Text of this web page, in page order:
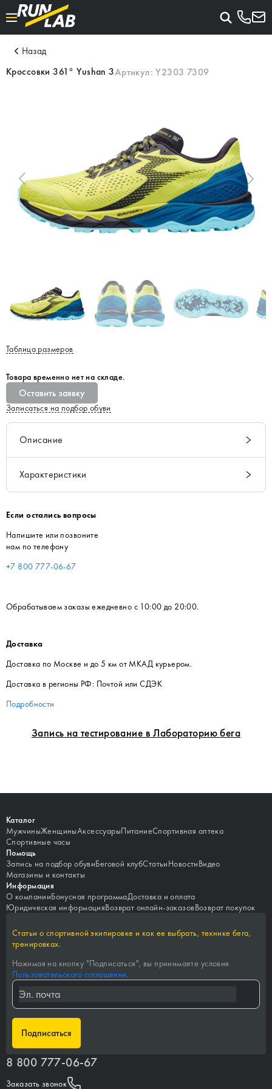
Назад
Кроссовки 361° Yushan 3Артикул:Y2303 7309
Запись на тестирование в Лабораторию бега
Таблица размеров
Товара временно нет на складе.
Оставить заявку
Записаться на подбор обуви
Описание
Характеристики
Если остались вопросы
Напишите или позвоните
нам по телефону
+7 800 777-06-67
Обрабатываем заказы ежедневно с 10:00 до 20:00.
Доставка
Доставка по Москве и до 5 км от МКАД курьером.
Доставка в регионы РФ: Почтой или СДЭК
Подробности
Каталог
МужчиныЖенщиныАксессуарыПитаниеСпортивная аптека
Спортивные часы
Помощь
Запись на подбор обувиБеговой клубСтатьиНовостиВидео
Магазины и контакты
Информация
О компанииБонусная программаДоставка и оплата
Юридическая информацияВозврат онлайн-заказовВозврат покупок
Статьи о спортивной экипировке и как ее выбрать, технике бега,
тренировках.
Нажимая на кнопку "Подписаться", вы принимаете условия
Пользовательского соглашения.
Подписаться
8 800 777-06-67
Заказать звонок